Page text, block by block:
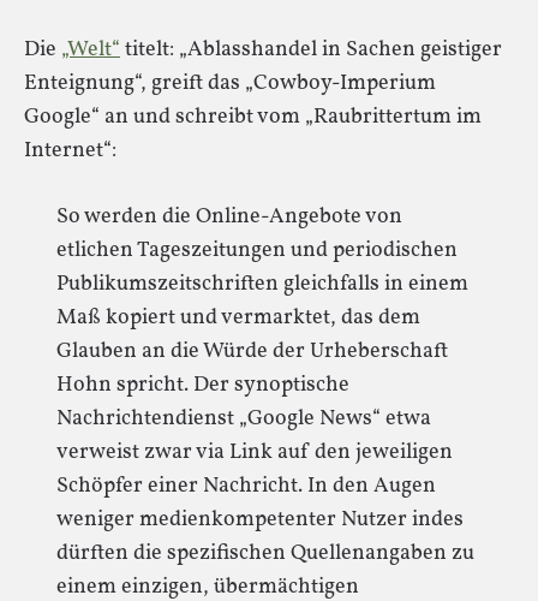
Die „Welt“titelt: „Ablasshandel in Sachen geistiger
Enteignung“, greift das „Cowboy-Imperium
Google“ an und schreibt vom „Raubrittertum im
Internet“:
So werden die Online-Angebote von
etlichen Tageszeitungen und periodischen
Publikumszeitschriften gleichfalls in einem
Maß kopiert und vermarktet, das dem
Glauben an die Würde der Urheberschaft
Hohn spricht. Der synoptische
Nachrichtendienst „Google News“ etwa
verweist zwar via Link auf den jeweiligen
Schöpfer einer Nachricht. In den Augen
weniger medienkompetenter Nutzer indes
dürften die spezifischen Quellenangaben zu
einem einzigen, übermächtigen